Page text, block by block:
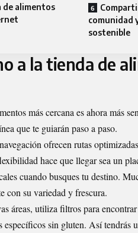
de alimentos
comunidad
sostenible
a la tienda de
más cercana es ahora más
que te guiarán paso a paso.
ofrecen rutas
hace que llegar sea un
cuando busques tu destino.
con su variedad y frescura.
áreas, utiliza filtros para
sin gluten. Así tendrás